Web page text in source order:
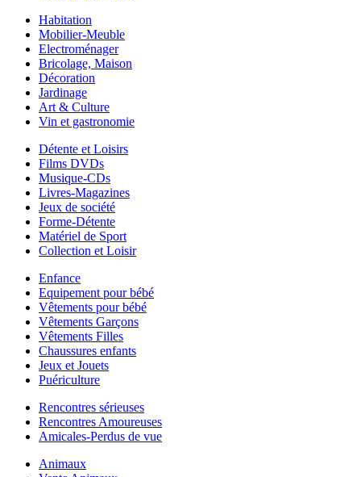
Habitation
Mobilier-Meuble
Electroménager
Bricolage, Maison
Décoration
Jardinage
Art & Culture
Vin et gastronomie
Détente et Loisirs
Films DVDs
Musique-CDs
Livres-Magazines
Jeux de société
Forme-Détente
Matériel de Sport
Collection et Loisir
Enfance
Equipement pour bébé
Vêtements pour bébé
Vêtements Garçons
Vêtements Filles
Chaussures enfants
Jeux et Jouets
Puériculture
Rencontres sérieuses
Rencontres Amoureuses
Amicales-Perdus de vue
Animaux